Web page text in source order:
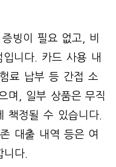
빙이 필요 없고, 비
입니다. 카드 사용 내
료 납부 등 간접 소
며, 일부 상품은 무직
책정될 수 있습니다.
대출 내역 등은 여
다.